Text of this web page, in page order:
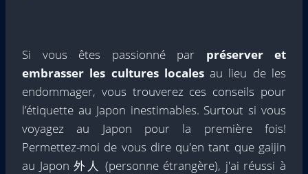
Si vous êtes passionné par préserver et
embrasser les cultures localesau lieu de les
endommager, vous trouverez ces conseils pour
l’étiquette au Japon inestimables. Surtout si vous
voyagez au Japon pour la première fois!
Permettez-moi de vous dire qu'en tant que gaijin
au Japon 外人 (personne étrangère), j'ai réussi à